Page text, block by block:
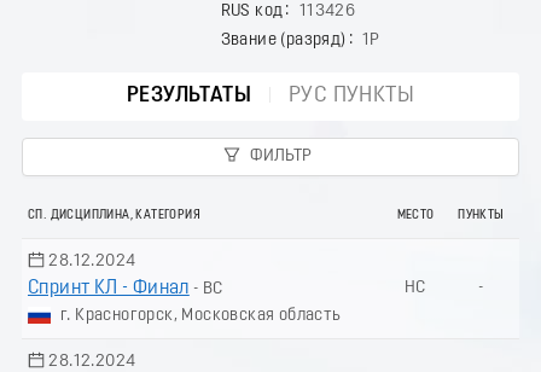
RUS код
113426
Звание (разряд)
1Р
РЕЗУЛЬТАТЫ РУС ПУНКТЫ
ФИЛЬТР
СП. ДИСЦИПЛИНА, КАТЕГОРИЯ МЕСТО ПУНКТЫ
28.12.2024
Спринт КЛ - Финал - ВС
г. Красногорск, Московская область
НС -
28.12.2024